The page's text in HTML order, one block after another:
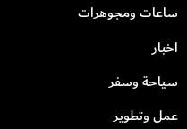
ساعات ومجوهرات
اخبار
سياحة وسفر
عمل وتطوير